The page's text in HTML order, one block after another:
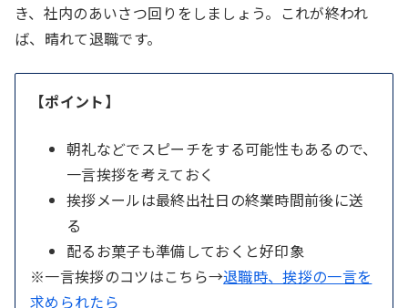
き、社内のあいさつ回りをしましょう。これが終われ
ば、晴れて退職です。
【ポイント】
朝礼などでスピーチをする可能性もあるので、
一言挨拶を考えておく
挨拶メールは最終出社日の終業時間前後に送
る
配るお菓子も準備しておくと好印象
※一言挨拶のコツはこちら→退職時、挨拶の一言を
求められたら